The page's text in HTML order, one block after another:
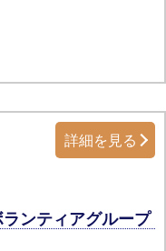
ンティアグループ
詳細を見る